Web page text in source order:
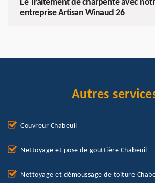
Le Traitement de charpente avec
entreprise Artisan Winaud 26
Autres
Couvreur Chabeuil
Nettoyage et pose de gouttière Chabeuil
Nettoyage et démoussage de toiture